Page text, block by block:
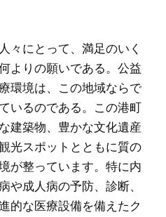
々にとって、満足のいく
よりの願いである。公益
環境は、この地域ならで
いるのである。この港町
建築物、豊かな文化遺産
光スポットとともに質の
が整っています。特に内
や成人病の予防、診断、
的な医療設備を備えたク